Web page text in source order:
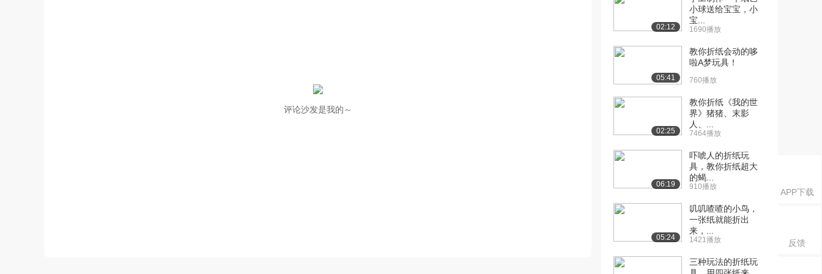
APP下载
反馈
评论沙发是我的～
02:12
小球送给宝宝，小
宝...
1690播放
05:41
教你折纸会动的哆
啦A梦玩具！
760播放
02:25
教你折纸《我的世
界》猪猪、末影
人、...
7464播放
06:19
吓唬人的折纸玩
具，教你折纸超大
的蝎...
910播放
05:24
叽叽喳喳的小鸟，
一张纸就能折出
来，...
1421播放
三种玩法的折纸玩